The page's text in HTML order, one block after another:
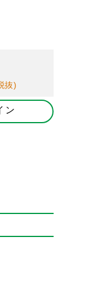
抜)
ン